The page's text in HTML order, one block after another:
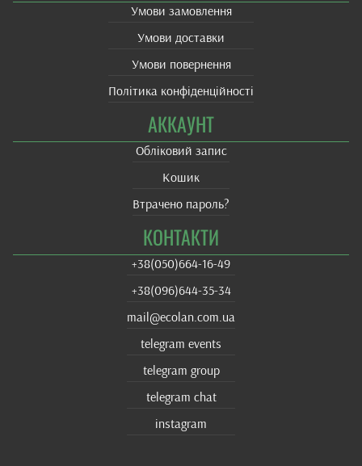
Умови замовлення
Умови доставки
Умови повернення
Політика конфіденційності
АККАУНТ
Обліковий запис
Кошик
Втрачено пароль?
КОНТАКТИ
+38(‎050)664-16-49
+38‎(096)644-35-34
mail@ecolan.com.ua
telegram events
telegram group
telegram chat
instagram